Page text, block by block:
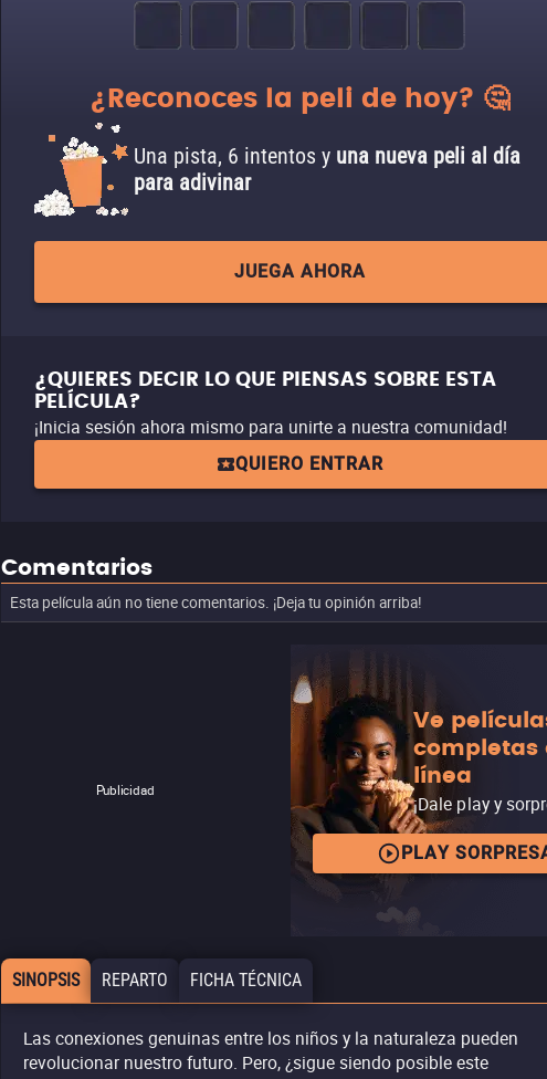
¿Reconoces la peli de hoy? 🤔
Una pista, 6 intentos y una nueva peli al día
para adivinar
JUEGA AHORA
¿QUIERES DECIR LO QUE PIENSAS SOBRE ESTA
PELÍCULA?
¡Inicia sesión ahora mismo para unirte a nuestra comunidad!
QUIERO ENTRAR
Comentarios
Esta película aún no tiene comentarios. ¡Deja tu opinión arriba!
Publicidad
Ve
completas
línea
¡Dale play y
PLAY
SINOPSIS REPARTO FICHA TÉCNICA
Las conexiones genuinas entre los niños y la naturaleza pueden
revolucionar nuestro futuro. Pero, ¿sigue siendo posible este